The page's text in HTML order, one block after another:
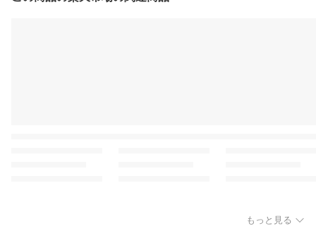
もっと見る